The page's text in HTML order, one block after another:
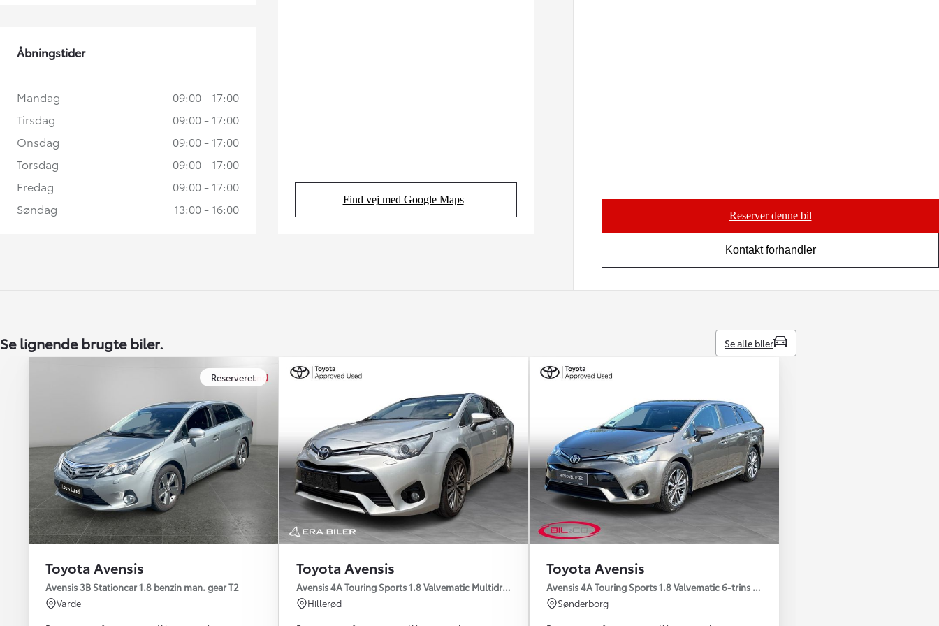
Reserver denne bil
Kontakt forhandler
Find vej med Google Maps
(Opens in new tab)
Åbningstider
Mandag
09:00 - 17:00
Tirsdag
09:00 - 17:00
Onsdag
09:00 - 17:00
Torsdag
09:00 - 17:00
Fredag
09:00 - 17:00
Søndag
13:00 - 16:00
Se lignende brugte biler. Se alle biler
Reserveret
Toyota Avensis
Avensis 3B Stationcar 1.8 benzin man. gear T2
Varde
Toyota Avensis
Avensis 4A Touring Sports 1.8 Valvematic Multidrive S T2 Premium
Hillerød
Toyota Avensis
Avensis 4A Touring Sports 1.8 Valvematic 6-trins man. gear T2
Sønderborg